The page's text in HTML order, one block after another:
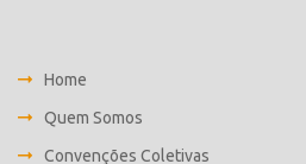
Home
Quem Somos
Convenções Coletivas